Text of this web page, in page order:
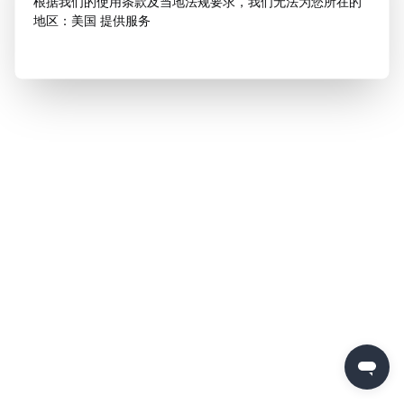
地区：美国 提供服务